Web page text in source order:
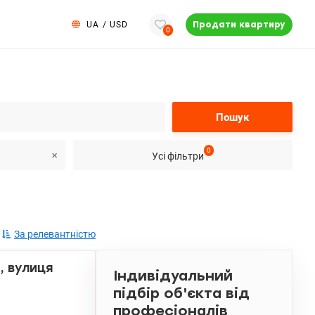
UA / USD
0
Продати квартиру
Пошук
Усі фільтри
0
За релевантністю
вулиця
Індивідуальний
підбір об'єкта від
професіоналів